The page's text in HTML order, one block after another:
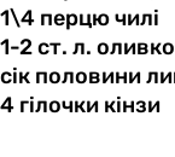
1\4 перцючилі
1-2 ст. л.
сік половини
4 гілочки кінзи